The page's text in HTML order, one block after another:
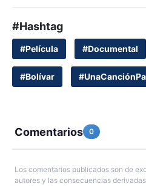
#Hashtag
#Película #Documental
#Bolívar
Comentarios 0
Los comentarios publicados son de
autores y las consecuencias